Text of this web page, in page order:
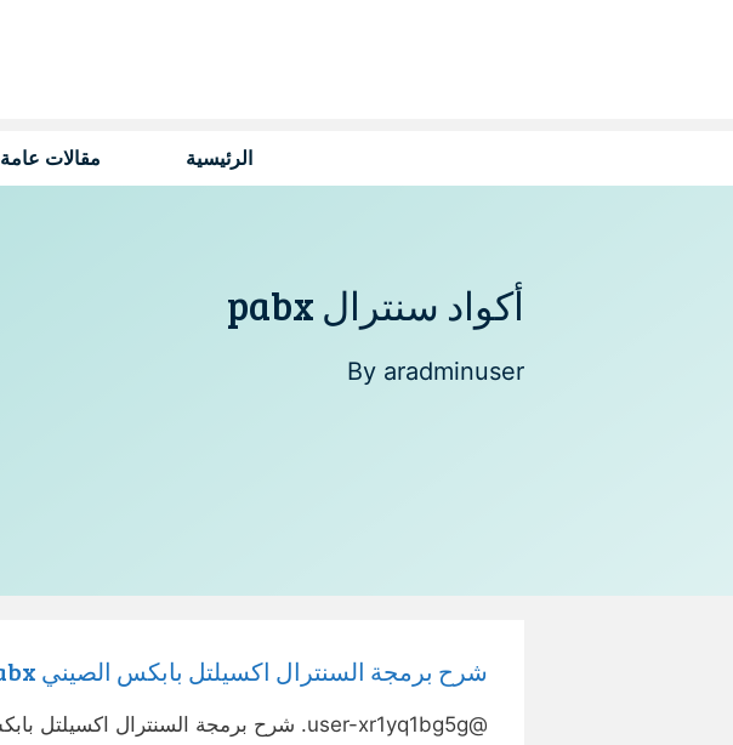
الرئيسية مقالات عامة
أكواد سنترال pabx
By aradminuser
شرح برمجة السنترال اكسيلتل بابكس الصيني programming pabx …